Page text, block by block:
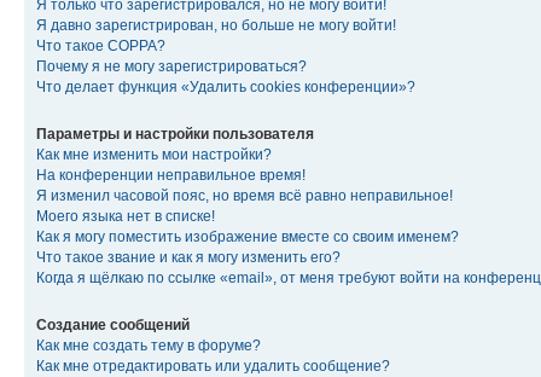
Я только что зарегистрировался, но не могу войти!
Я давно зарегистрирован, но больше не могу войти!
Что такое COPPA?
Почему я не могу зарегистрироваться?
Что делает функция «Удалить cookies конференции»?
Параметры и настройки пользователя
Как мне изменить мои настройки?
На конференции неправильное время!
Я изменил часовой пояс, но время всё равно неправильное!
Моего языка нет в списке!
Как я могу поместить изображение вместе со своим именем?
Что такое звание и как я могу изменить его?
Когда я щёлкаю по ссылке «email», от меня требуют войти на
Создание сообщений
Как мне создать тему в форуме?
Как мне отредактировать или удалить сообщение?